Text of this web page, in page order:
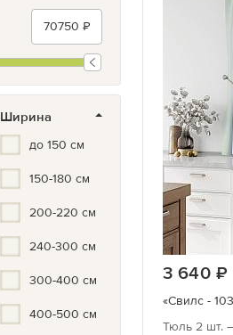
Ширина
до 150 см
150-180 см
200-220 см
240-300 см
300-400 см
400-500 см
3 640
«Свилс -
Тюль 2 шт.